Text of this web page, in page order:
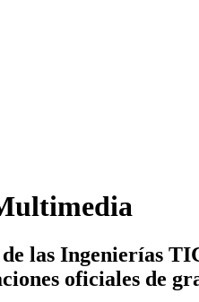
las Ingenierías
oficiales de